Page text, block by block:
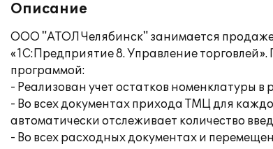
Описание
ООО "АТОЛ Челябинск" занимается
«1С:Предприятие 8. Управление
программой:
- Реализован учет остатков номенклатуры в
- Во всех документах прихода ТМЦ для
автоматически отслеживает количество
- Во всех расходных документах и